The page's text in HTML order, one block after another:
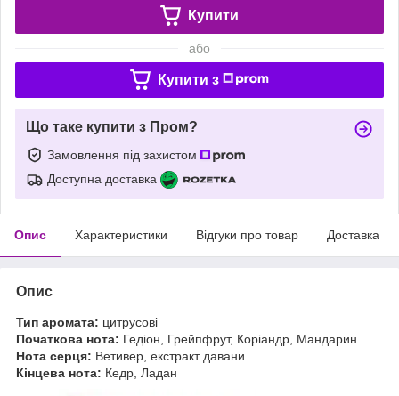
Купити
або
Купити з
Що таке купити з Пром?
Замовлення під захистом
Доступна доставка
Опис Характеристики Відгуки про товар Доставка
Опис
Тип аромата: цитрусові
Початкова нота: Гедіон, Грейпфрут, Коріандр, Мандарин
Нота серця: Ветивер, екстракт давани
Кінцева нота: Кедр, Ладан